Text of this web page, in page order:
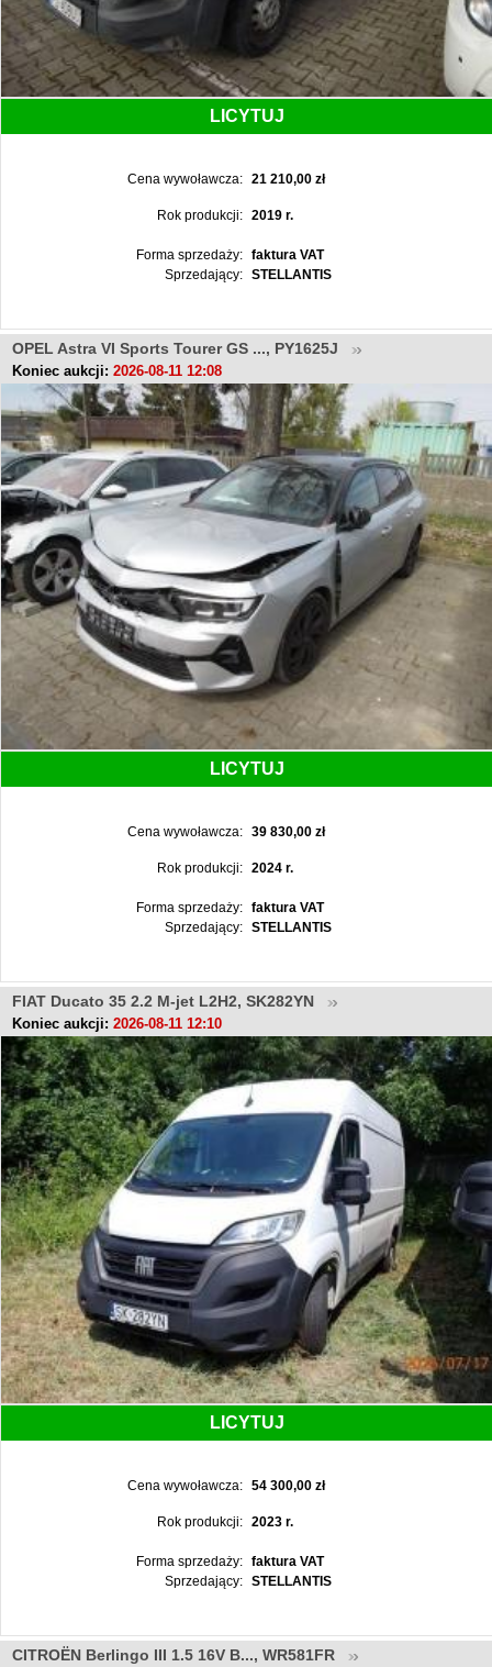
LICYTUJ
Cena wywoławcza: 21 210,00 zł
Rok produkcji: 2019 r.
Forma sprzedaży:
faktura VAT
Sprzedający:
STELLANTIS
OPEL Astra VI Sports Tourer GS ..., PY1625J
Koniec aukcji: 2026-08-11 12:08
LICYTUJ
Cena wywoławcza: 39 830,00 zł
Rok produkcji: 2024 r.
Forma sprzedaży:
faktura VAT
Sprzedający:
STELLANTIS
FIAT Ducato 35 2.2 M-jet L2H2, SK282YN
Koniec aukcji: 2026-08-11 12:10
LICYTUJ
Cena wywoławcza: 54 300,00 zł
Rok produkcji: 2023 r.
Forma sprzedaży:
faktura VAT
Sprzedający:
STELLANTIS
CITROËN Berlingo III 1.5 16V B..., WR581FR